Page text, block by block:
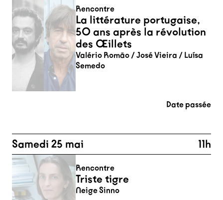
Rencontre
La littérature portugaise,
50 ans après la révolution
des Œillets
Valério Romão / José Vieira / Luísa
Semedo
Date passée
Samedi 25 mai 11h
Rencontre
Triste tigre
Neige Sinno